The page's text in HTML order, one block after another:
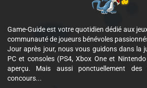
Game-Guide est votre quotidien dédié aux
communauté de joueurs bénévoles
Jour après jour, nous vous guidons dans la
PC et consoles (PS4, Xbox One et
aperçu. Mais aussi ponctuellement
concours...